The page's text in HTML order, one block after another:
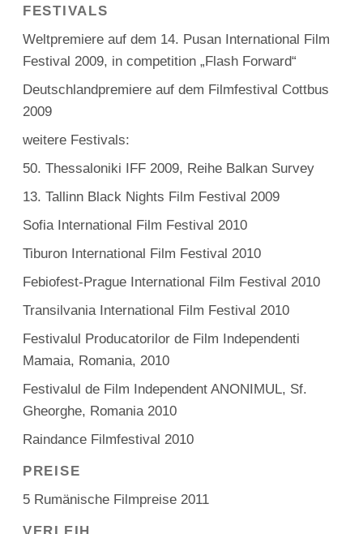
FESTIVALS
Weltpremiere auf dem 14. Pusan International Film
Festival 2009, in competition „Flash Forward“
Deutschlandpremiere auf dem Filmfestival Cottbus
2009
weitere Festivals:
50. Thessaloniki IFF 2009, Reihe Balkan Survey
13. Tallinn Black Nights Film Festival 2009
Sofia International Film Festival 2010
Tiburon International Film Festival 2010
Febiofest-Prague International Film Festival 2010
Transilvania International Film Festival 2010
Festivalul Producatorilor de Film Independenti
Mamaia, Romania, 2010
Festivalul de Film Independent ANONIMUL, Sf.
Gheorghe, Romania 2010
Raindance Filmfestival 2010
PREISE
5 Rumänische Filmpreise 2011